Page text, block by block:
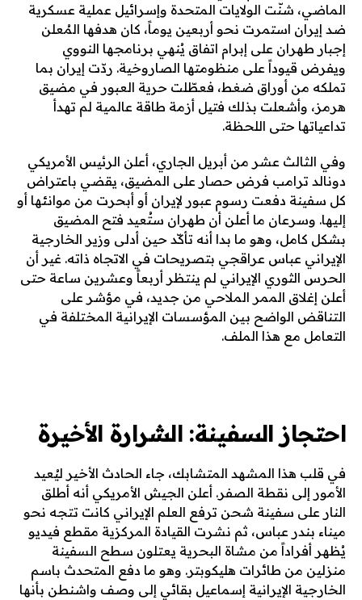
الماضي، شنّت الولايات المتحدة وإسرائيل عملية عسكرية
ضد إيران استمرت نحو أربعين يوماً، كان هدفها المُعلن
إجبار طهران على إبرام اتفاق يُنهي برنامجها النووي
ويفرض قيوداً على منظومتها الصاروخية. ردّت إيران بما
تملكه من أوراق ضغط، فعطّلت حرية العبور في مضيق
هرمز، وأشعلت بذلك فتيل أزمة طاقة عالمية لم تهدأ
تداعياتها حتى اللحظة.
وفي الثالث عشر من أبريل الجاري، أعلن الرئيس الأمريكي
دونالد ترامب فرض حصار على المضيق، يقضي باعتراض
كل سفينة دفعت رسوم عبور لإيران أو أبحرت من موانئها أو
إليها. وسرعان ما أعلن أن طهران ستُعيد فتح المضيق
بشكل كامل، وهو ما بدا أنه تأكّد حين أدلى وزير الخارجية
الإيراني عباس عراقجي بتصريحات في الاتجاه ذاته. غير أن
الحرس الثوري الإيراني لم ينتظر أربعاً وعشرين ساعة حتى
أعلن إغلاق الممر الملاحي من جديد، في مؤشر على
التناقض الواضح بين المؤسسات الإيرانية المختلفة في
التعامل مع هذا الملف.
احتجاز السفينة: الشرارة الأخيرة
في قلب هذا المشهد المتشابك، جاء الحادث الأخير ليُعيد
الأمور إلى نقطة الصفر. أعلن الجيش الأمريكي أنه أطلق
النار على سفينة شحن ترفع العلم الإيراني كانت تتجه نحو
ميناء بندر عباس، ثم نشرت القيادة المركزية مقطع فيديو
يُظهر أفراداً من مشاة البحرية يعتلون سطح السفينة
منزلين من طائرات هليكوبتر. وهو ما دفع المتحدث باسم
الخارجية الإيرانية إسماعيل بقائي إلى وصف واشنطن بأنها